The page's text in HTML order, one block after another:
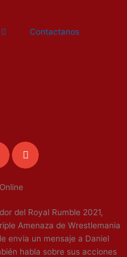
Contactanos
del Royal Rumble 2021,
Amenaza de Wrestlemania
envia un mensaje a Daniel
habla sobre sus acciones